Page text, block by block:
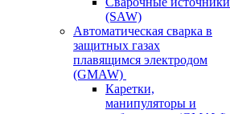
(SAW)
Автоматическая сварка в
защитных газах
плавящимся электродом
(GMAW)
Каретки,
манипуляторы и